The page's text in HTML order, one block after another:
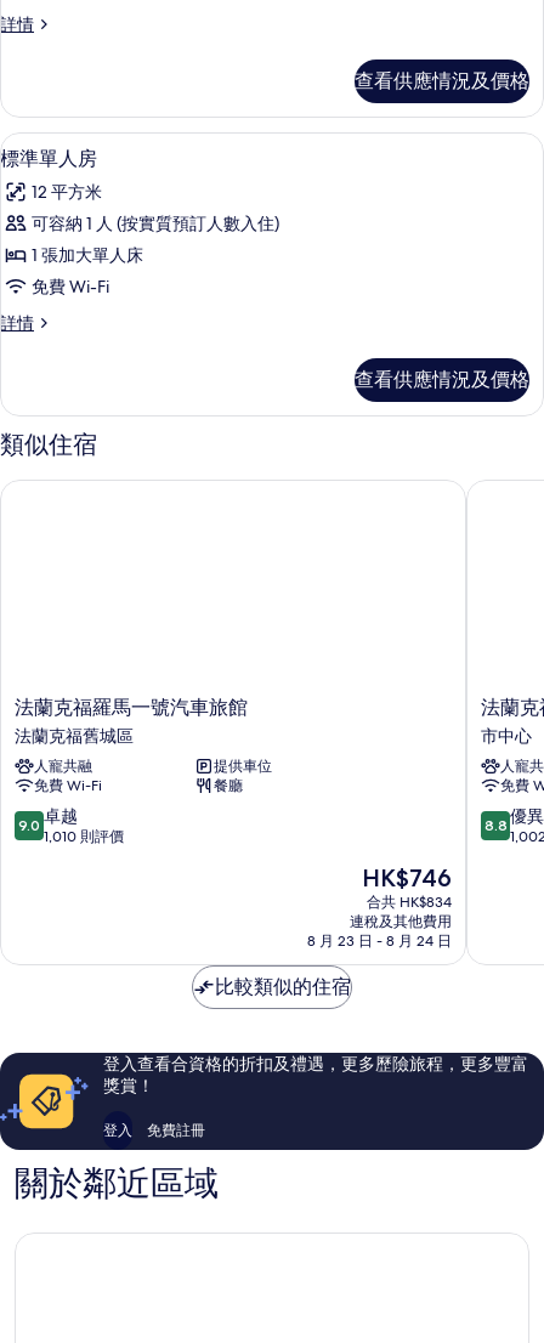
人
的
相
片
詳情
標
房
詳
情
查看供應情況及價格
載
入
所
有
標
單
房
的
相
片
標準單人房 | 房內夾萬、書桌、隔音、
5
標準單人房
12 平方米
可容納 1 人 (按實質預訂人數入住)
1 張加大單人床
免費 Wi-Fi
詳情
標
房
詳
情
查看供應情況及價格
類似住宿
法
蘭
克
福
羅
馬
一
法
舊
城
法蘭克福羅馬一號汽車旅館
法蘭克福舊城區
人寵共融
提供車位
免費 Wi-Fi
餐廳
9.0
分
卓
評
價
評
9.0 卓越
1,010 則評價
現
售
HK$746
HK$746
合共 HK$834
連稅及其他費用
8 月 23 日 - 8 月 24 日
法蘭克福羅馬一號汽車旅館
法
蘭
克
福
市
中
心
心
法蘭
市中心
人寵
免費
8.8
分
優
評
價
8.8 優異
法蘭克
比較類似的住宿
登入查看合資格的折扣及禮遇，更多歷險旅程，更多豐富
獎賞！
登入 免費註冊
關於鄰近區域